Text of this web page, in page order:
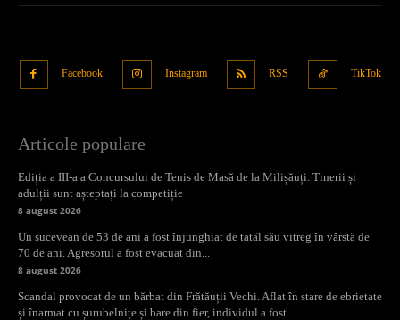
Facebook Instagram RSS TikTok
Articole populare
Ediția a III-a a Concursului de Tenis de Masă de la Milișăuți. Tinerii și
adulții sunt așteptați la competiție
8 august 2026
Un sucevean de 53 de ani a fost înjunghiat de tatăl său vitreg în vârstă de
70 de ani. Agresorul a fost evacuat din...
8 august 2026
Scandal provocat de un bărbat din Frătăuții Vechi. Aflat în stare de ebrietate
și înarmat cu șurubelnițe și bare din fier, individul a fost...